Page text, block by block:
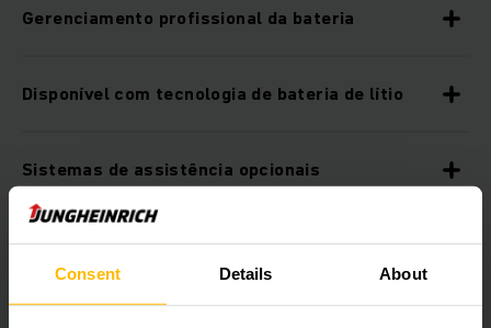
Consent Details About
Gerenciamento profissional da bateria
Disponível com tecnologia de bateria de lítio
Sistemas de assistência opcionais
Sistema de bateria livre de manutenção